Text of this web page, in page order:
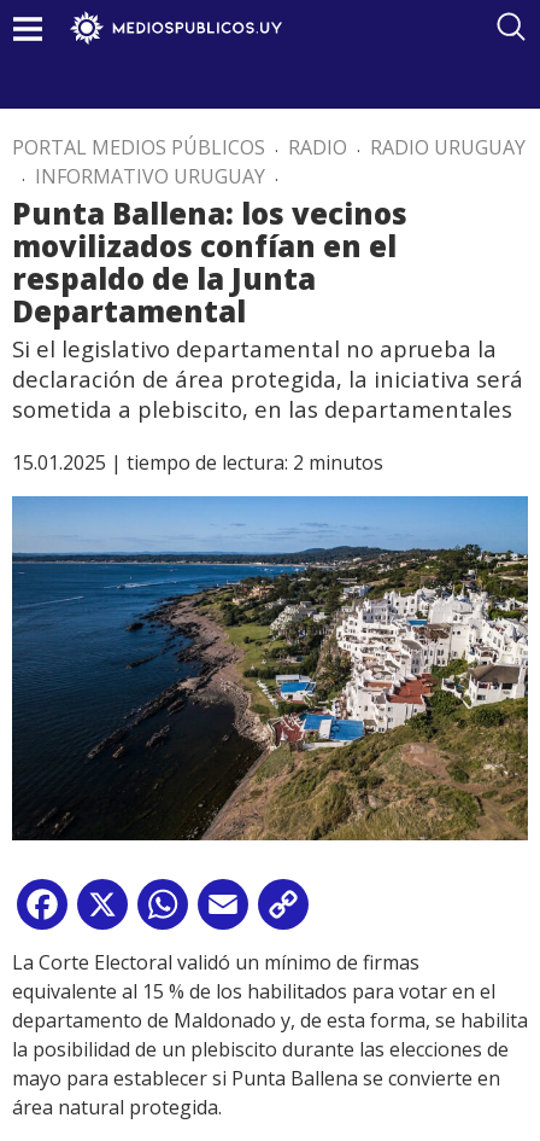
PORTAL MEDIOS PÚBLICOS . RADIO . RADIO URUGUAY
. INFORMATIVO URUGUAY .
Punta Ballena: los vecinos
movilizados confían en el
respaldo de la Junta
Departamental
Si el legislativo departamental no aprueba la
declaración de área protegida, la iniciativa será
sometida a plebiscito, en las departamentales
15.01.2025 | tiempo de lectura: 2 minutos
Facebook
X WhatsApp
Email
Link
La Corte Electoral validó un mínimo de firmas
equivalente al 15 % de los habilitados para votar en el
departamento de Maldonado y, de esta forma, se habilita
la posibilidad de un plebiscito durante las elecciones de
mayo para establecer si Punta Ballena se convierte en
área natural protegida.